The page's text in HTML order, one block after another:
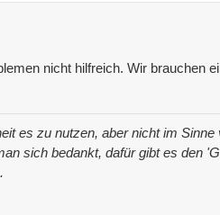
nicht hilfreich. Wir brauchen
es zu nutzen, aber nicht im
sich bedankt, dafür gibt es den